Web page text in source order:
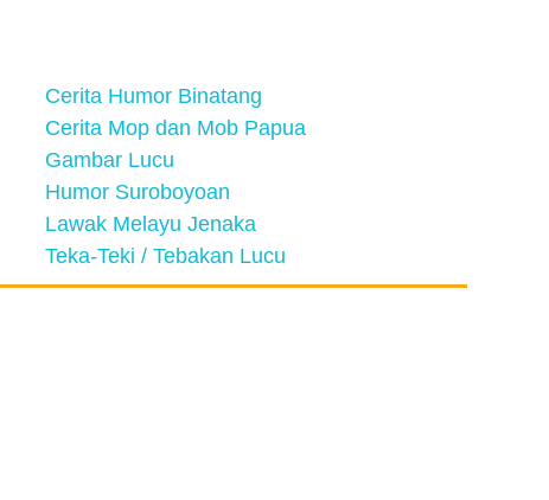
Cerita Humor Binatang
Cerita Mop dan Mob Papua
Gambar Lucu
Humor Suroboyoan
Lawak Melayu Jenaka
Teka-Teki / Tebakan Lucu